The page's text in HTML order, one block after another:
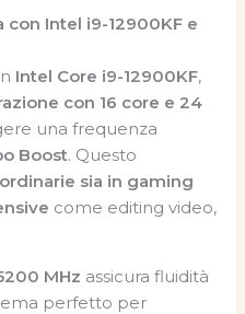
con Intel i9-12900KF e
Intel Core i9-12900KF,
con 16 core e 24
una frequenza
Boost. Questo
sia in gaming
come editing video,
MHz assicura fluidità
perfetto per